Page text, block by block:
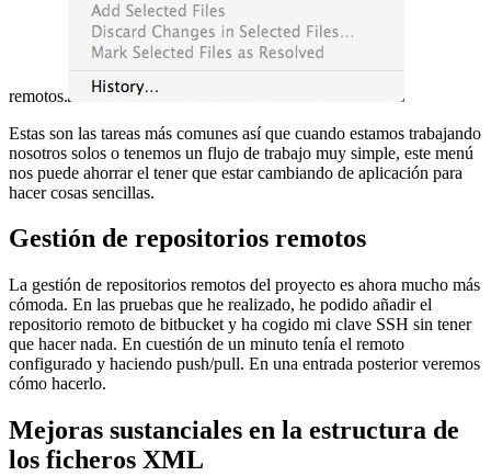
remotos.
Estas son las tareas más comunes así que cuando estamos trabajando
nosotros solos o tenemos un flujo de trabajo muy simple, este menú
nos puede ahorrar el tener que estar cambiando de aplicación para
hacer cosas sencillas.
Gestión de repositorios remotos
La gestión de repositorios remotos del proyecto es ahora mucho más
cómoda. En las pruebas que he realizado, he podido añadir el
repositorio remoto de bitbucket y ha cogido mi clave SSH sin tener
que hacer nada. En cuestión de un minuto tenía el remoto
configurado y haciendo push/pull. En una entrada posterior veremos
cómo hacerlo.
Mejoras sustanciales en la estructura de
los ficheros XML